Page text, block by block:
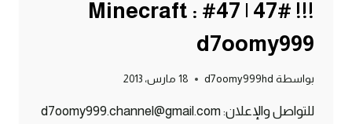
!!! #47 | 47# Minecraft :
d7oomy999
بواسطة d7oomy999hd 18 مارس، 2013
للتواصل والإعلان: d7oomy999.channel@gmail.com